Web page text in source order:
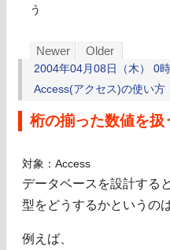
う
Newer Older
2004年04月08日（木） 0
Access(アクセス)の使い方
桁の揃った数値を扱
対象：Access
データベースを設計する
型をどうするかというの
例えば、